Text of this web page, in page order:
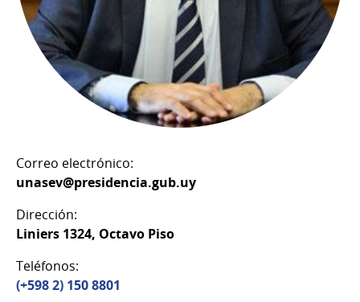
Correo electrónico:
unasev@presidencia.gub.uy
Dirección:
Liniers 1324, Octavo Piso
Teléfonos:
(+598 2) 150 8801